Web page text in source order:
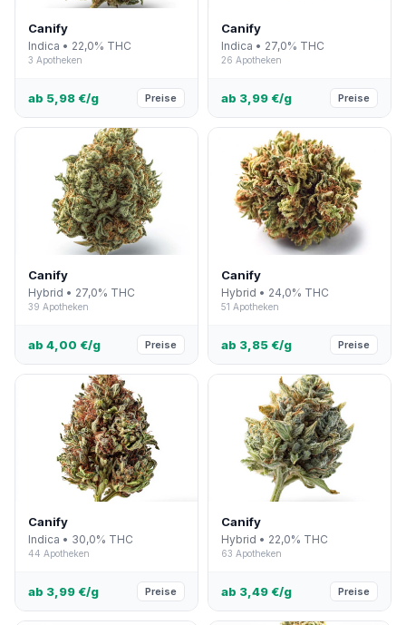
Canify
Indica • 22,0% THC
3 Apotheken
ab 5,98 €/g Preise
Canify
Indica • 27,0% THC
26 Apotheken
ab 3,99 €/g Preise
Canify
Hybrid • 27,0% THC
39 Apotheken
ab 4,00 €/g Preise
Canify
Hybrid • 24,0% THC
51 Apotheken
ab 3,85 €/g Preise
Canify
Indica • 30,0% THC
44 Apotheken
ab 3,99 €/g Preise
Canify
Hybrid • 22,0% THC
63 Apotheken
ab 3,49 €/g Preise